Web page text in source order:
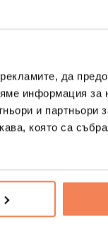
да
информация за
и партньори
която са